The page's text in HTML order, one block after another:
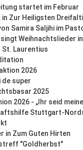
startet im Februar
in Zur Heiligsten
Samira Saljihi im
Weihnachtslieder
St. Laurentius
2026
de super
2025
2026 - „Ihr seid
Stuttgart-
in Zum Guten Hirten
"Goldherbst"